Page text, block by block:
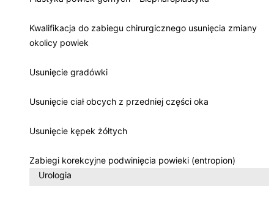
Kwalifikacja do zabiegu chirurgicznego usunięcia zmiany
okolicy powiek
Usunięcie gradówki
Usunięcie ciał obcych z przedniej części oka
Usunięcie kępek żółtych
Zabiegi korekcyjne podwinięcia powieki (entropion)
Urologia